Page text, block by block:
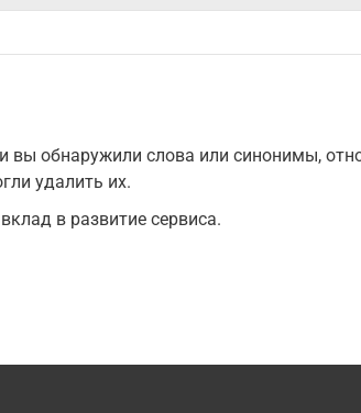
вы обнаружили слова или синонимы,
удалить их.
в развитие сервиса.